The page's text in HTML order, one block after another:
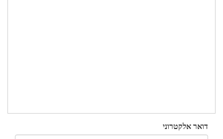
דואר אלקטרוני